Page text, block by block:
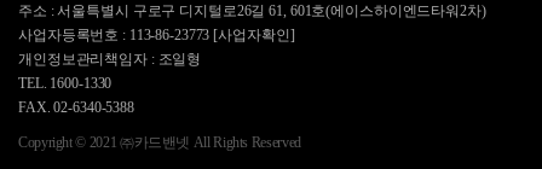
주소 : 서울특별시 구로구 디지털로26길 61, 601호(에이스하이엔드타워2차)
사업자등록번호 : 113-86-23773 [사업자확인]
개인정보관리책임자 : 조일형
TEL. 1600-1330
FAX. 02-6340-5388
Copyright © 2021 ㈜카드밴넷 All Rights Reserved